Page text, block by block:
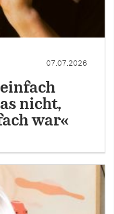
07.07.2026
nicht,
war«